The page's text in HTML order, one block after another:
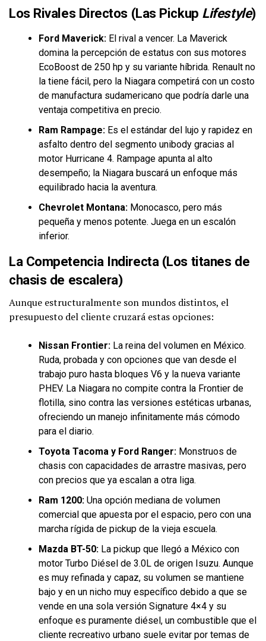
Los Rivales Directos (Las Pickup Lifestyle)
Ford Maverick: El rival a vencer. La Maverick
domina la percepción de estatus con sus motores
EcoBoost de 250 hp y su variante híbrida. Renault no
la tiene fácil, pero la Niagara competirá con un costo
de manufactura sudamericano que podría darle una
ventaja competitiva en precio.
Ram Rampage: Es el estándar del lujo y rapidez en
asfalto dentro del segmento unibody gracias al
motor Hurricane 4. Rampage apunta al alto
desempeño; la Niagara buscará un enfoque más
equilibrado hacia la aventura.
Chevrolet Montana: Monocasco, pero más
pequeña y menos potente. Juega en un escalón
inferior.
La Competencia Indirecta (Los titanes de
chasis de escalera)
Aunque estructuralmente son mundos distintos, el
presupuesto del cliente cruzará estas opciones:
Nissan Frontier: La reina del volumen en México.
Ruda, probada y con opciones que van desde el
trabajo puro hasta bloques V6 y la nueva variante
PHEV. La Niagara no compite contra la Frontier de
flotilla, sino contra las versiones estéticas urbanas,
ofreciendo un manejo infinitamente más cómodo
para el diario.
Toyota Tacoma y Ford Ranger: Monstruos de
chasis con capacidades de arrastre masivas, pero
con precios que ya escalan a otra liga.
Ram 1200: Una opción mediana de volumen
comercial que apuesta por el espacio, pero con una
marcha rígida de pickup de la vieja escuela.
Mazda BT-50: La pickup que llegó a México con
motor Turbo Diésel de 3.0L de origen Isuzu. Aunque
es muy refinada y capaz, su volumen se mantiene
bajo y en un nicho muy específico debido a que se
vende en una sola versión Signature 4×4 y su
enfoque es puramente diésel, un combustible que el
cliente recreativo urbano suele evitar por temas de